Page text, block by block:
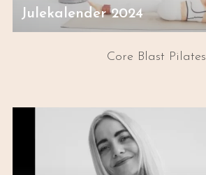
Julekalender 2024
Core Blast Pilates